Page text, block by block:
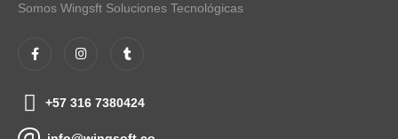
Somos Wingsft Soluciones Tecnológicas
+57 316 7380424